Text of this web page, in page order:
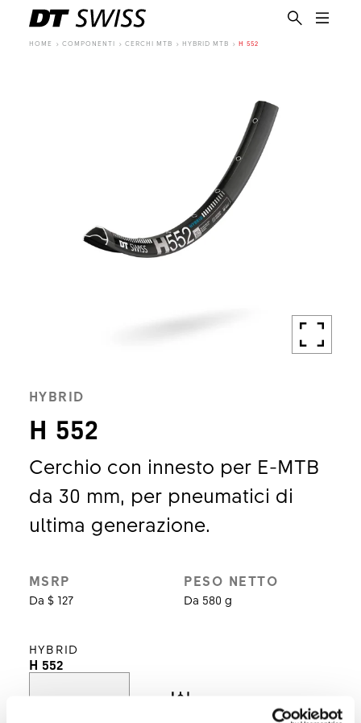
HOME COMPONENTI CERCHI MTB HYBRID MTB H 552
HYBRID
H 552
Cerchio con innesto per E-MTB
da 30 mm, per pneumatici di
ultima generazione.
MSRP
Da $ 127
PESO NETTO
Da 580 g
HYBRID
H 552